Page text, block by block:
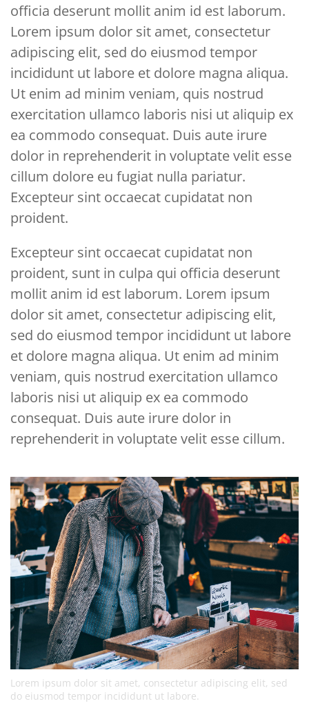
officia deserunt mollit anim id est laborum.
Lorem ipsum dolor sit amet, consectetur
adipiscing elit, sed do eiusmod tempor
incididunt ut labore et dolore magna aliqua.
Ut enim ad minim veniam, quis nostrud
exercitation ullamco laboris nisi ut aliquip ex
ea commodo consequat. Duis aute irure
dolor in reprehenderit in voluptate velit esse
cillum dolore eu fugiat nulla pariatur.
Excepteur sint occaecat cupidatat non
proident.
Excepteur sint occaecat cupidatat non
proident, sunt in culpa qui officia deserunt
mollit anim id est laborum. Lorem ipsum
dolor sit amet, consectetur adipiscing elit,
sed do eiusmod tempor incididunt ut labore
et dolore magna aliqua. Ut enim ad minim
veniam, quis nostrud exercitation ullamco
laboris nisi ut aliquip ex ea commodo
consequat. Duis aute irure dolor in
reprehenderit in voluptate velit esse cillum.
Lorem ipsum dolor sit amet, consectetur adipiscing elit, sed
do eiusmod tempor incididunt ut labore.